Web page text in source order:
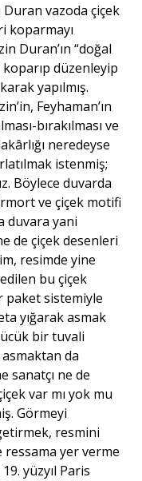
vazoda çiçek
koparmayı
Duran’ın “doğal
düzenleyip
yapılmış.
Feyhaman’ın
bırakılması ve
neredeyse
istenmiş;
Böylece duvarda
ve çiçek motifi
duvara yani
de çiçek desenleri
resimde yine
bu çiçek
paket sistemiyle
yığarak asmak
bir tuvali
da
sanatçı ne de
var mı yok mu
Görmeyi
resmini
yer verme
yüzyıl Paris